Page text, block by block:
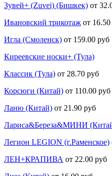
Зувей+ (Zuvei) (Бишкек) от
Ивановский трикотаж от
Игла (Смоленск) от 159.00 руб
Киреевские носки+ (Тула)
Классик (Тула) от 28.70 руб
Корсюги (Китай) от 110.00 руб
Ланю (Китай) от 21.90 руб
Лариса&Береза&МИНИ
Легион LEGION (г.Раменское)
ЛЕН+КРАПИВА от 22.00 руб